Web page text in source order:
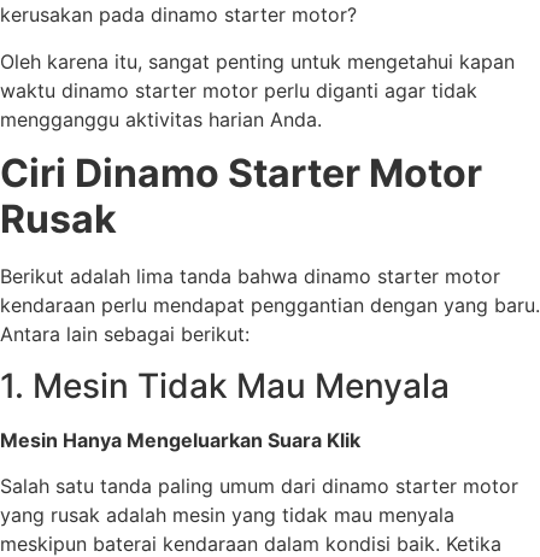
kerusakan pada dinamo starter motor?
Oleh karena itu, sangat penting untuk mengetahui kapan
waktu dinamo starter motor perlu diganti agar tidak
mengganggu aktivitas harian Anda.
Ciri Dinamo Starter Motor
Rusak
Berikut adalah lima tanda bahwa dinamo starter motor
kendaraan perlu mendapat penggantian dengan yang baru.
Antara lain sebagai berikut:
1. Mesin Tidak Mau Menyala
Mesin Hanya Mengeluarkan Suara Klik
Salah satu tanda paling umum dari dinamo starter motor
yang rusak adalah mesin yang tidak mau menyala
meskipun baterai kendaraan dalam kondisi baik. Ketika